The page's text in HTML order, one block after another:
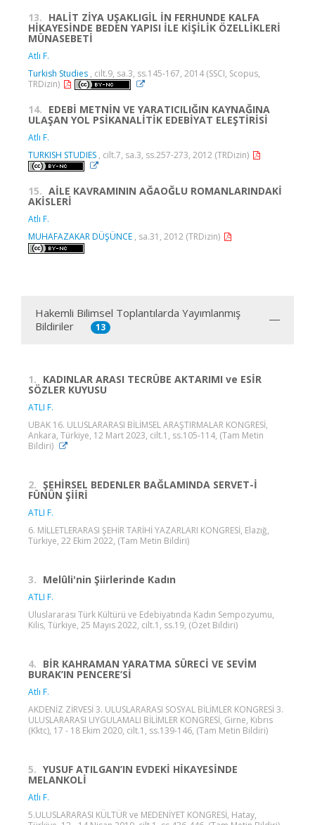
13. HALİT ZİYA UŞAKLIGİL İN FERHUNDE KALFA
HİKAYESİNDE BEDEN YAPISI İLE KİŞİLİK ÖZELLİKLERİ
MÜNASEBETİ
Atlı F.
Turkish Studies , cilt.9, sa.3, ss.145-167, 2014 (SSCI, Scopus,
TRDizin)
14. EDEBİ METNİN VE YARATICILIĞIN KAYNAĞINA
ULAŞAN YOL PSİKANALİTİK EDEBİYAT ELEŞTİRİSİ
Atlı F.
TURKISH STUDIES , cilt.7, sa.3, ss.257-273, 2012 (TRDizin)
15. AİLE KAVRAMININ AĞAOĞLU ROMANLARINDAKİ
AKİSLERİ
Atlı F.
MUHAFAZAKAR DÜŞÜNCE , sa.31, 2012 (TRDizin)
Hakemli Bilimsel Toplantılarda Yayımlanmış
Bildiriler
13
1. KADINLAR ARASI TECRÜBE AKTARIMI ve ESİR
SÖZLER KUYUSU
ATLI F.
UBAK 16. ULUSLARARASI BİLİMSEL ARAŞTIRMALAR KONGRESİ,
Ankara, Türkiye, 12 Mart 2023, cilt.1, ss.105-114, (Tam Metin
Bildiri)
2. ŞEHİRSEL BEDENLER BAĞLAMINDA SERVET-İ
FÜNÛN ŞİİRİ
ATLI F.
6. MİLLETLERARASI ŞEHİR TARİHİ YAZARLARI KONGRESİ, Elazığ,
Türkiye, 22 Ekim 2022, (Tam Metin Bildiri)
3. Melûli'nin Şiirlerinde Kadın
ATLI F.
Uluslararası Türk Kültürü ve Edebiyatında Kadın Sempozyumu,
Kilis, Türkiye, 25 Mayıs 2022, cilt.1, ss.19, (Özet Bildiri)
4. BİR KAHRAMAN YARATMA SÜRECİ VE SEVİM
BURAK’IN PENCERE’Sİ
Atlı F.
AKDENİZ ZİRVESİ 3. ULUSLARARASI SOSYAL BİLİMLER KONGRESİ 3.
ULUSLARARASI UYGULAMALI BİLİMLER KONGRESİ, Girne, Kıbrıs
(Kktc), 17 - 18 Ekim 2020, cilt.1, ss.139-146, (Tam Metin Bildiri)
5. YUSUF ATILGAN’IN EVDEKİ HİKAYESİNDE
MELANKOLİ
Atlı F.
5.ULUSLARARASI KÜLTÜR ve MEDENİYET KONGRESİ, Hatay,